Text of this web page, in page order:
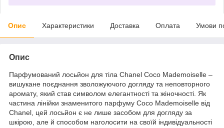
Опис Характеристики Доставка Оплата Умови
Опис
Парфумований лосьйон для тіла Chanel Coco Mademoiselle –
вишукане поєднання зволожуючого догляду та неповторного
аромату, який став символом елегантності та жіночності. Як
частина лінійки знаменитого парфуму Coco Mademoiselle від
Chanel, цей лосьйон є не лише засобом для догляду за
шкірою, але й способом наголосити на своїй індивідуальності